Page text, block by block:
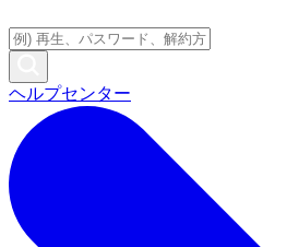
ヘルプセンター